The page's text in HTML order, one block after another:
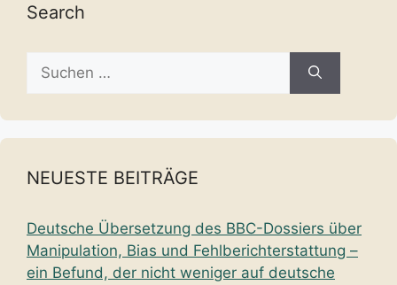
Search
Suche
nach:
NEUESTE BEITRÄGE
Deutsche Übersetzung des BBC-Dossiers über
Manipulation, Bias und Fehlberichterstattung –
ein Befund, der nicht weniger auf deutsche